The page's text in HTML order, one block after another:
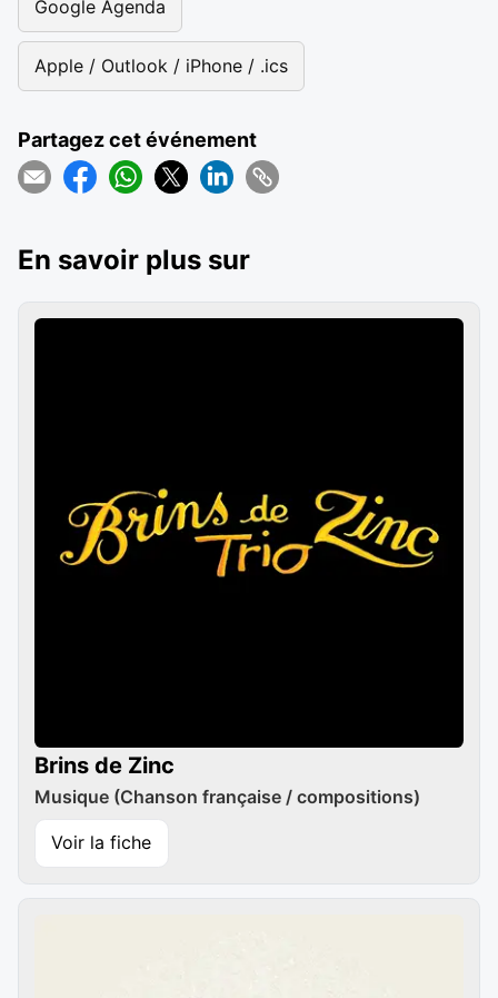
Google Agenda
Apple / Outlook / iPhone / .ics
Partagez cet événement
En savoir plus sur
Brins de Zinc
Musique (Chanson française / compositions)
Voir la fiche